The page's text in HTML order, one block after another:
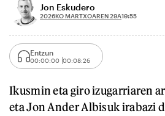
Jon Eskudero
2026KO MARTXOAREN 29A19:55
Entzun
00:00:00 00:08:26
Ikusmin eta giro izugarriaren
eta Jon Ander Albisuk irabazi